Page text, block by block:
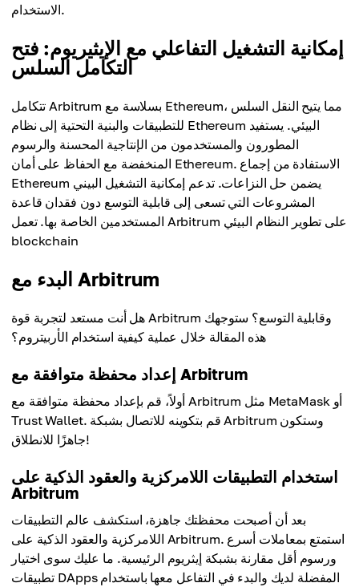
الاستخدام.
إمكانية التشغيل التفاعلي مع الإيثيريوم: فتح
التكامل السلس
تتكامل Arbitrum بسلاسة مع Ethereum، مما يتيح النقل السلس
للتطبيقات والبنية التحتية إلى نظام Ethereum البيئي. يستفيد
المطورون والمستخدمون من الإنتاجية المحسنة والرسوم
المنخفضة مع الحفاظ على أمان Ethereum. الاستفادة من إجماع
Ethereum يضمن حل النزاعات. تدعم إمكانية التشغيل البيني
المشروعات التي تسعى إلى قابلية التوسع دون فقدان قاعدة
المستخدمين الخاصة بها. تعمل Arbitrum على تطوير النظام البيئي
blockchain
البدء مع Arbitrum
هل أنت مستعد لتجربة قوة Arbitrum وقابلية التوسع؟ ستوجهك
هذه المقالة خلال عملية كيفية استخدام الأربيتروم؟
إعداد محفظة متوافقة مع Arbitrum
أولاً، قم بإعداد محفظة متوافقة مع Arbitrum مثل MetaMask أو
Trust Wallet. قم بتكوينه للاتصال بشبكة Arbitrum وستكون
جاهزًا للانطلاق!
استخدام التطبيقات اللامركزية والعقود الذكية على
Arbitrum
بعد أن أصبحت محفظتك جاهزة، استكشف عالم التطبيقات
اللامركزية والعقود الذكية على Arbitrum. استمتع بمعاملات أسرع
ورسوم أقل مقارنة بشبكة إيثريوم الرئيسية. ما عليك سوى اختيار
تطبيقات DApps المفضلة لديك والبدء في التفاعل معها باستخدام